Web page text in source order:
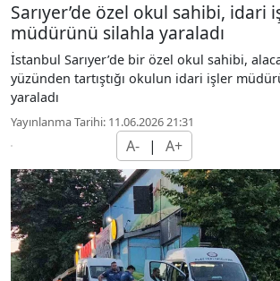
Sarıyer’de özel okul sahibi, idari
müdürünü silahla yaraladı
İstanbul Sarıyer’de bir özel okul sahibi,
yüzünden tartıştığı okulun idari işler
yaraladı
Yayınlanma Tarihi: 11.06.2026 21:31
A- | A+